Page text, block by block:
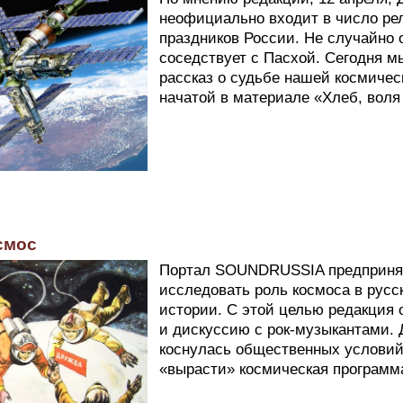
неофициально входит в число
праздников России. Не случайно
соседствует с Пасхой. Сегодня
рассказ о судьбе нашей
начатой в материале «Хлеб,
Портал SOUNDRUSSIA
исследовать роль космоса в
истории. С этой целью редакция
и дискуссию с рок-музыкантами.
коснулась общественных
«вырасти» космическая